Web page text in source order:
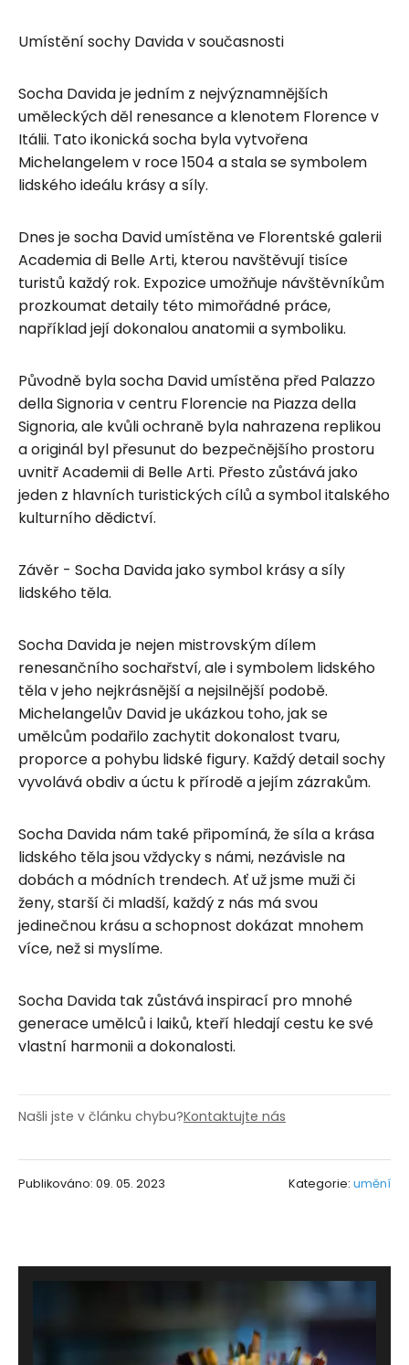
Umístění sochy Davida v současnosti
Socha Davida je jedním z nejvýznamnějších
uměleckých děl renesance a klenotem Florence v
Itálii. Tato ikonická socha byla vytvořena
Michelangelem v roce 1504 a stala se symbolem
lidského ideálu krásy a síly.
Dnes je socha David umístěna ve Florentské galerii
Academia di Belle Arti, kterou navštěvují tisíce
turistů každý rok. Expozice umožňuje návštěvníkům
prozkoumat detaily této mimořádné práce,
například její dokonalou anatomii a symboliku.
Původně byla socha David umístěna před Palazzo
della Signoria v centru Florencie na Piazza della
Signoria, ale kvůli ochraně byla nahrazena replikou
a originál byl přesunut do bezpečnějšího prostoru
uvnitř Academii di Belle Arti. Přesto zůstává jako
jeden z hlavních turistických cílů a symbol italského
kulturního dědictví.
Závěr - Socha Davida jako symbol krásy a síly
lidského těla.
Socha Davida je nejen mistrovským dílem
renesančního sochařství, ale i symbolem lidského
těla v jeho nejkrásnější a nejsilnější podobě.
Michelangelův David je ukázkou toho, jak se
umělcům podařilo zachytit dokonalost tvaru,
proporce a pohybu lidské figury. Každý detail sochy
vyvolává obdiv a úctu k přírodě a jejím zázrakům.
Socha Davida nám také připomíná, že síla a krása
lidského těla jsou vždycky s námi, nezávisle na
dobách a módních trendech. Ať už jsme muži či
ženy, starší či mladší, každý z nás má svou
jedinečnou krásu a schopnost dokázat mnohem
více, než si myslíme.
Socha Davida tak zůstává inspirací pro mnohé
generace umělců i laiků, kteří hledají cestu ke své
vlastní harmonii a dokonalosti.
Našli jste v článku chybu?Kontaktujte nás
Publikováno: 09. 05. 2023 Kategorie: umění